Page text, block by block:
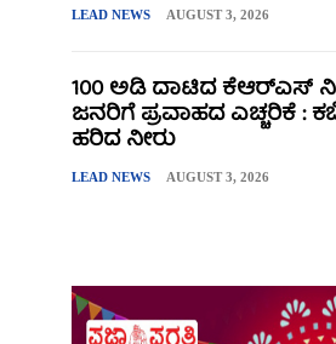
LEAD NEWS AUGUST 3, 2026
100 ಅಡಿ ದಾಟಿದ ಕೆಆರ್‌ಎಸ್
ಜನರಿಗೆ ಪ್ರವಾಹದ ಎಚ್ಚರಿಕೆ :
ಹರಿದ ನೀರು
LEAD NEWS AUGUST 3, 2026